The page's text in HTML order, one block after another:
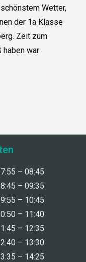
Wetter,
der 1a Klasse
Zeit zum
haben war
– 08:45
– 09:35
– 10:45
– 11:40
– 12:35
– 13:30
– 14:25